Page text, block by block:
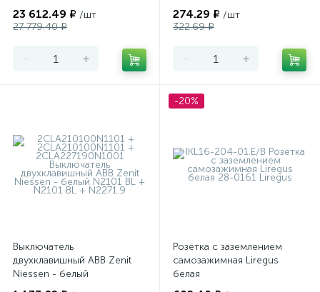
программируемый Merten
23 612.49 ₽ /шт
27 779.40 ₽
- +
274.29 ₽ /шт
322.69 ₽
- +
Выключатель
двухклавишный ABB Zenit
Niessen - белый
-20%
Розетка с заземлением
самозажимная Liregus
белая